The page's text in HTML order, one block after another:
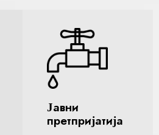
Јавни
претпријатија